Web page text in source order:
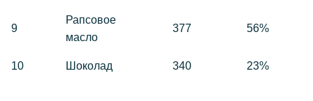
9
Рапсовое
масло
377 56%
10 Шоколад 340 23%